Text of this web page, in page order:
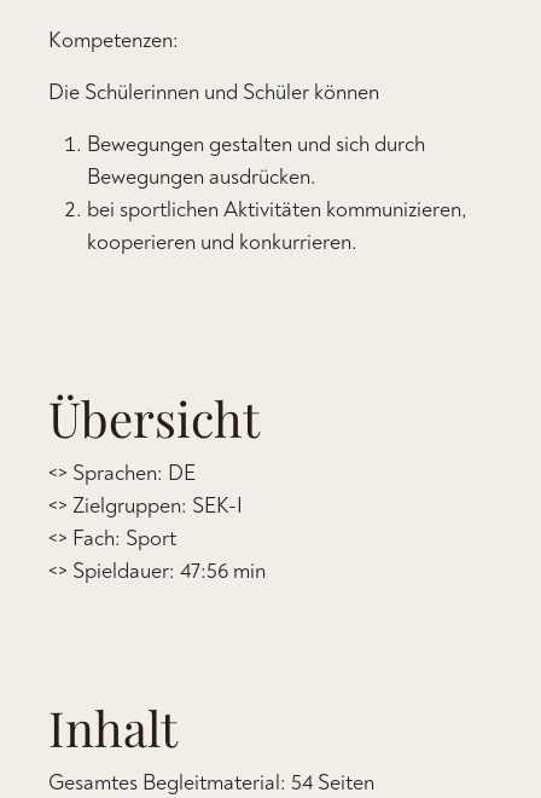
Kompetenzen:
Die Schülerinnen und Schüler können
Bewegungen gestalten und sich durch
Bewegungen ausdrücken.
bei sportlichen Aktivitäten kommunizieren,
kooperieren und konkurrieren.
Übersicht
<> Sprachen: DE
<> Zielgruppen: SEK-I
<> Fach: Sport
<> Spieldauer: 47:56 min
Inhalt
Gesamtes Begleitmaterial: 54 Seiten